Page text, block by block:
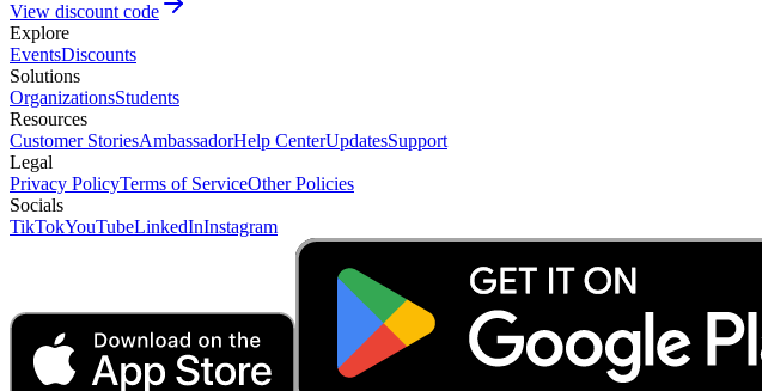
View discount code
Explore
EventsDiscounts
Solutions
OrganizationsStudents
Resources
Customer StoriesAmbassadorHelp CenterUpdatesSupport
Legal
Privacy PolicyTerms of ServiceOther Policies
Socials
TikTokYouTubeLinkedInInstagram